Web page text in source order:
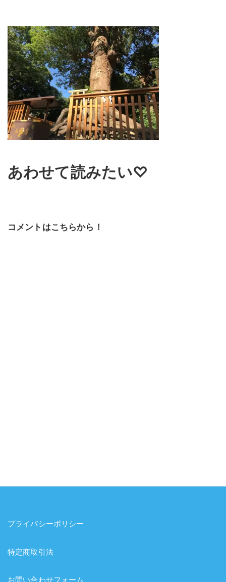
あわせて読みたい♡
コメントはこちらから！
プライバシーポリシー
特定商取引法
お問い合わせフォーム